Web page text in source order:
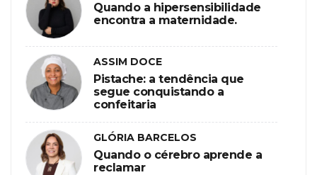
Quando a hipersensibilidade
encontra a maternidade.
ASSIM DOCE
Pistache: a tendência que
segue conquistando a
confeitaria
GLÓRIA BARCELOS
Quando o cérebro aprende a
reclamar